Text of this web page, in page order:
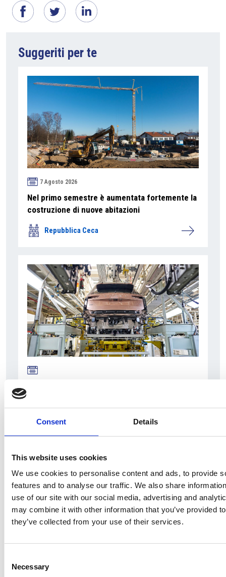
Consent Details
This website uses cookies
We use cookies to personalise content and ads, to provide
features and to analyse our traffic. We also share
use of our site with our social media, advertising and
may combine it with other information that you’ve provided
they’ve collected from your use of their services.
Selection
Necessary
Suggeriti per te
7 Agosto 2026
Nel primo semestre è aumentata fortemente la
costruzione di nuove abitazioni
Repubblica Ceca
Repubblica Ceca